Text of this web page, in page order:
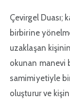
Çevirgel Duası;
birbirine
uzaklaşan
okunan manevi
samimiyetiyle
oluşturur ve